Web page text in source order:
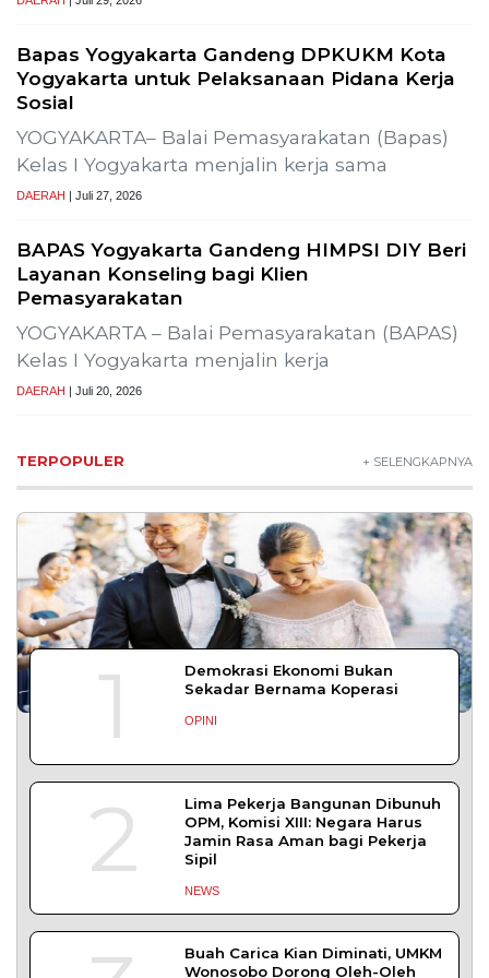
Tujuh Kabupaten/Kota di NTB Terancam
Muhammad Safi’i, Dipercaya Nahkodai KNPI
PROBOLINGGO – Nahkoda pimpinan Dewan
Pengurus Daerah (DPD) Komite Nasional
DAERAH | Juli 31, 2026
Bapas Yogyakarta Ikuti Sosialisasi PK
Bangkom untuk Tingkatkan Kompetensi
Pegawai
YOGYAKARTA – Balai Pemasyarakatan (Bapas)
Kelas I Yogyakarta mengikuti Sosialisasi
DAERAH
Bapas Yogyakarta Gandeng DPKUKM Kota
Yogyakarta untuk Pelaksanaan Pidana Kerja
YOGYAKARTA– Balai Pemasyarakatan (Bapas)
Kelas I Yogyakarta menjalin kerja sama